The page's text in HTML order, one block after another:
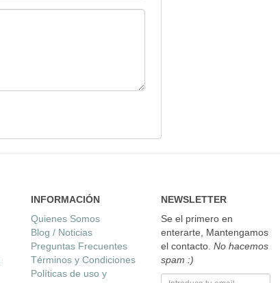
INFORMACIÓN
Quienes Somos
Blog / Noticias
Preguntas Frecuentes
Términos y Condiciones
Políticas de uso y
NEWSLETTER
Se el primero en
enterarte, Mantengamos
el contacto. No hacemos
spam :)